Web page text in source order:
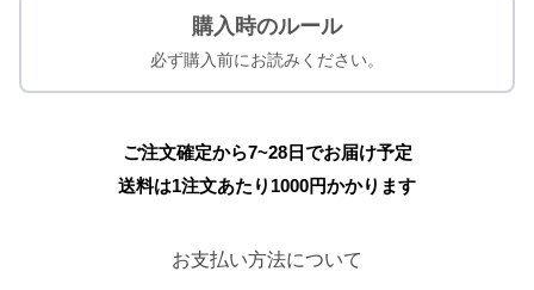
購入時のルール
必ず購入前にお読みください。
ご注文確定から7~28日でお届け予定
送料は1注文あたり 1000円かかります
お支払い方法について